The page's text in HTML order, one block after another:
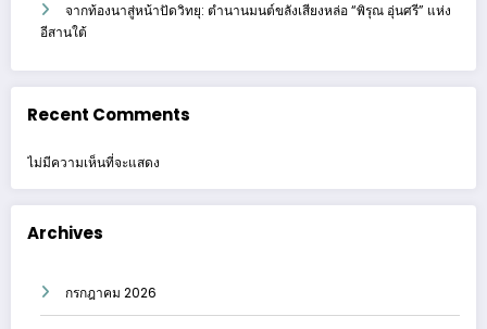
จากท้องนาสู่หน้าปัดวิทยุ: ตำนานมนต์ขลังเสียงหล่อ “พิรุณ อุ่นศรี” แห่ง
อีสานใต้
Recent Comments
ไม่มีความเห็นที่จะแสดง
Archives
กรกฎาคม 2026